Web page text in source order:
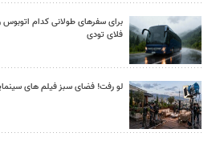
برای سفرهای طولانی کدام اتوبوس
فلای تودی
لو رفت! فضای سبز فیلم های